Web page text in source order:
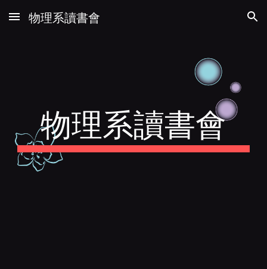
Skip to main content Skip to navigation
物理系讀書會
物理系讀書會